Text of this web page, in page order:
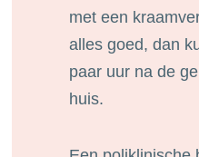
met een
alles goed, dan
paar uur na de
huis.